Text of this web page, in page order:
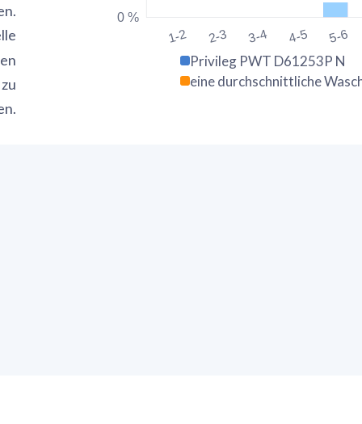
1-2 2-3 3-4 4-5 5-6
0 %
Privileg PWT D61253P N
eine durchschnittliche